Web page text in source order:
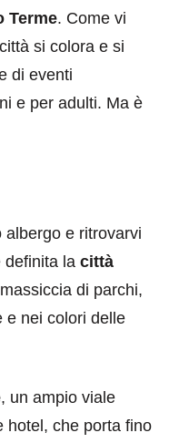
Terme. Come vi
si colora e si
di eventi
e per adulti. Ma è
albergo e ritrovarvi
definita la città
di parchi,
e nei colori delle
, un ampio viale
hotel, che porta fino